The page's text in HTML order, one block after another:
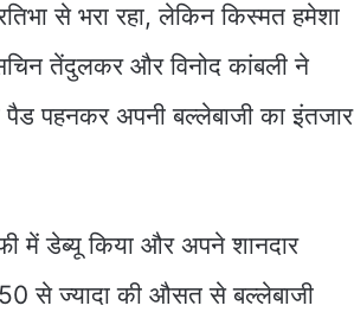
से भरा रहा, लेकिन किस्मत हमेशा
तेंदुलकर और विनोद कांबली ने
पैड पहनकर अपनी बल्लेबाजी का इंतजार
में डेब्यू किया और अपने शानदार
से ज्यादा की औसत से बल्लेबाजी